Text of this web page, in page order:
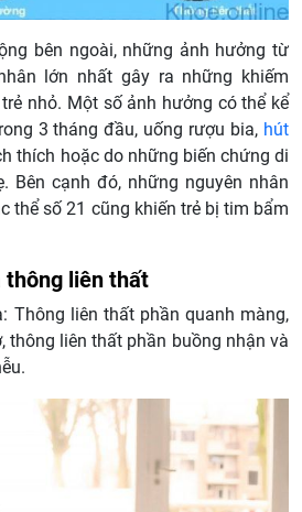
bên ngoài, những ảnh hưởng từ
lớn nhất gây ra những khiếm
nhỏ. Một số ảnh hưởng có thể kể
3 tháng đầu, uống rượu bia, hút
thích hoặc do những biến chứng di
Bên cạnh đó, những nguyên nhân
thể số 21 cũng khiến trẻ bị tim bẩm
thông liên thất
Thông liên thất phần quanh màng,
thông liên thất phần buồng nhận và